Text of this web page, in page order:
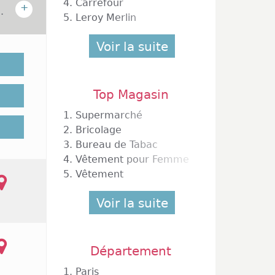
+
000
et
qui
aux
dans
Ce
il
du
le
les
4. Carrefour
5. Leroy Merlin
Voir la suite
Top Magasin
1. Supermarché
2. Bricolage
3. Bureau de Tabac
4. Vêtement pour Femme
5. Vêtement
Voir la suite
Département
1. Paris